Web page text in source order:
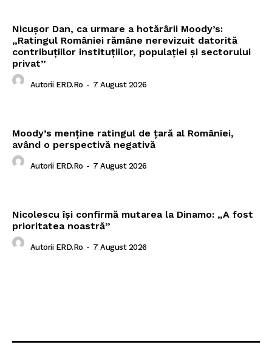
Nicușor Dan, ca urmare a hotărârii Moody’s:
„Ratingul României rămâne nerevizuit datorită
contribuțiilor instituțiilor, populației și sectorului
privat”
Autorii ERD.ro - 7 August 2026
Moody’s menține ratingul de țară al României,
având o perspectivă negativă
Autorii ERD.ro - 7 August 2026
Nicolescu își confirmă mutarea la Dinamo: „A fost
prioritatea noastră”
Autorii ERD.ro - 7 August 2026